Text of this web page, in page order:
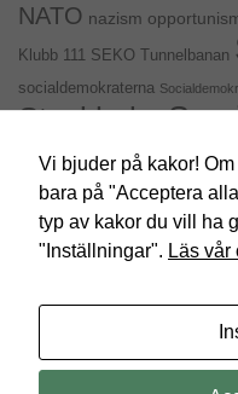
NATO nazism
Klubb 111 SEKO Tunnelbanan
socialdemokraterna
Stockholm
SYRIZA Ukraina USA uttalande
Vi bjuder på kakor!
bara på "Acceptera
typ av kakor du vill ha
"Inställningar". Läs